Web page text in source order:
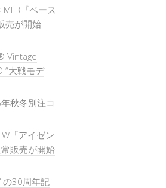
MLB『ベース
売が開始
Vintage
“大戦モデ
秋冬別注コ
『アイゼン
販売が開始
の30周年記